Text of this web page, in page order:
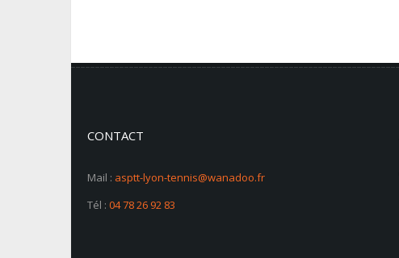
CONTACT
Mail : asptt-lyon-tennis@wanadoo.fr
Tél : 04 78 26 92 83